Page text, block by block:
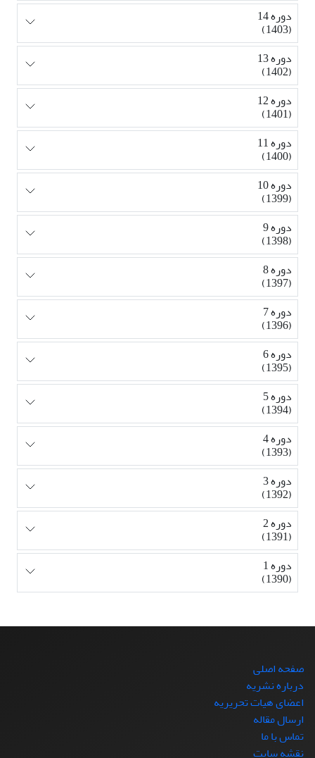
دوره 14
(1403)
دوره 13
(1402)
دوره 12
(1401)
دوره 11
(1400)
دوره 10
(1399)
دوره 9
(1398)
دوره 8
(1397)
دوره 7
(1396)
دوره 6
(1395)
دوره 5
(1394)
دوره 4
(1393)
دوره 3
(1392)
دوره 2
(1391)
دوره 1
(1390)
صفحه اصلی
درباره نشریه
اعضای هیات تحریریه
ارسال مقاله
تماس با ما
نقشه سایت